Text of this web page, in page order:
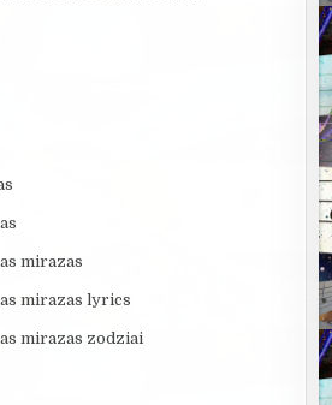
mirazas
mirazas lyrics
mirazas zodziai